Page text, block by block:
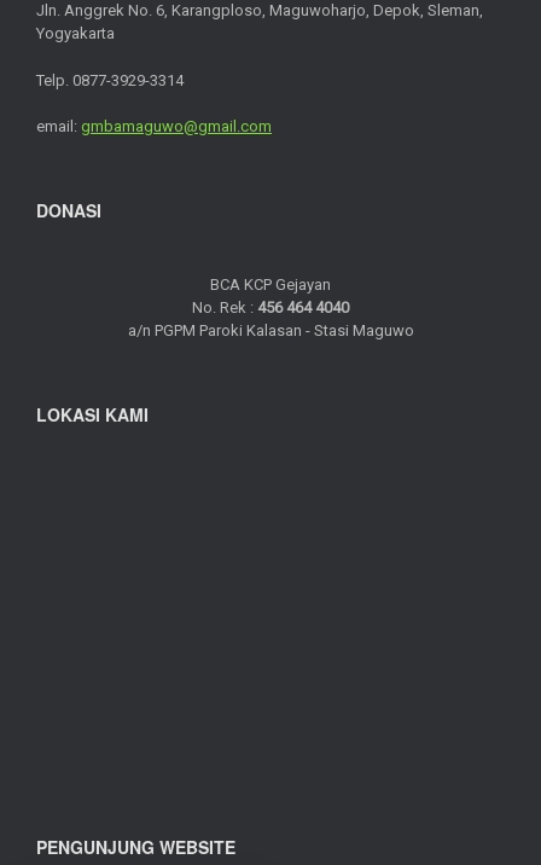
Jln. Anggrek No. 6, Karangploso, Maguwoharjo, Depok, Sleman,
Yogyakarta
Telp. 0877-3929-3314
email: gmbamaguwo@gmail.com
DONASI
BCA KCP Gejayan
No. Rek : 456 464 4040
a/n PGPM Paroki Kalasan - Stasi Maguwo
LOKASI KAMI
PENGUNJUNG WEBSITE